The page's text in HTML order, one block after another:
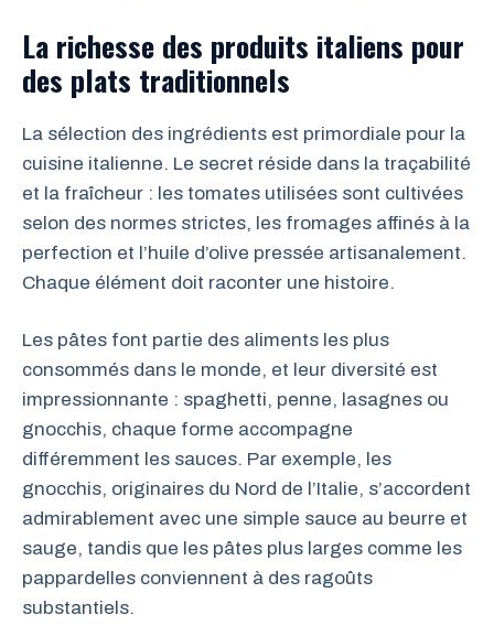
La richesse des produits italiens pour
des plats traditionnels
La sélection des ingrédients est primordiale pour la
cuisine italienne. Le secret réside dans la traçabilité
et la fraîcheur : les tomates utilisées sont cultivées
selon des normes strictes, les fromages affinés à la
perfection et l’huile d’olive pressée artisanalement.
Chaque élément doit raconter une histoire.
Les pâtes font partie des aliments les plus
consommés dans le monde, et leur diversité est
impressionnante : spaghetti, penne, lasagnes ou
gnocchis, chaque forme accompagne
différemment les sauces. Par exemple, les
gnocchis, originaires du Nord de l’Italie, s’accordent
admirablement avec une simple sauce au beurre et
sauge, tandis que les pâtes plus larges comme les
pappardelles conviennent à des ragoûts
substantiels.